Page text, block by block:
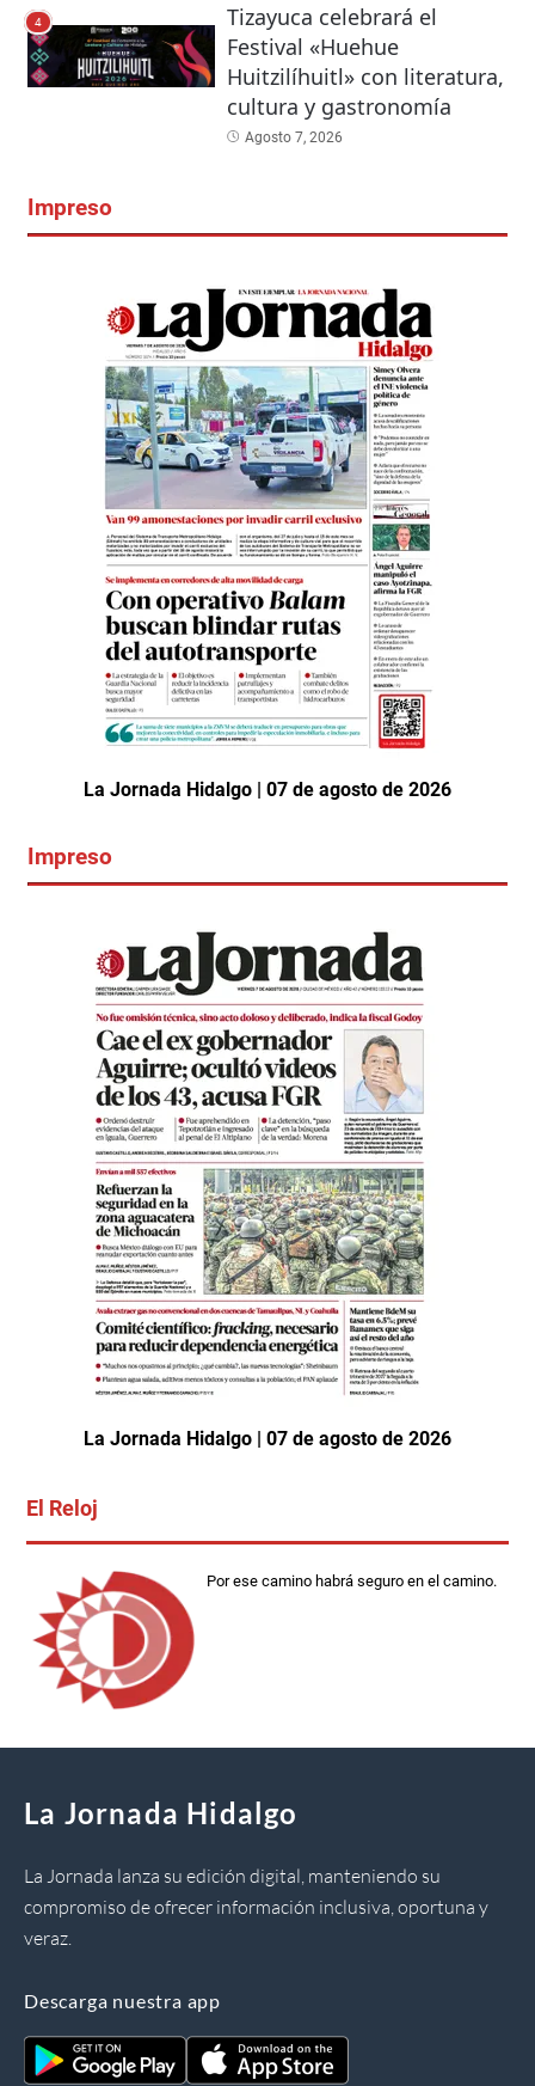
4
Tizayuca celebrará el
Festival «Huehue
Huitzilíhuitl» con literatura,
cultura y gastronomía
Agosto 7, 2026
Impreso
La Jornada Hidalgo | 07 de agosto de 2026
Impreso
La Jornada Hidalgo | 07 de agosto de 2026
El Reloj
Por ese camino habrá seguro en el camino.
La Jornada Hidalgo
La Jornada lanza su edición digital, manteniendo su
compromiso de ofrecer información inclusiva, oportuna y
veraz.
Descarga nuestra app